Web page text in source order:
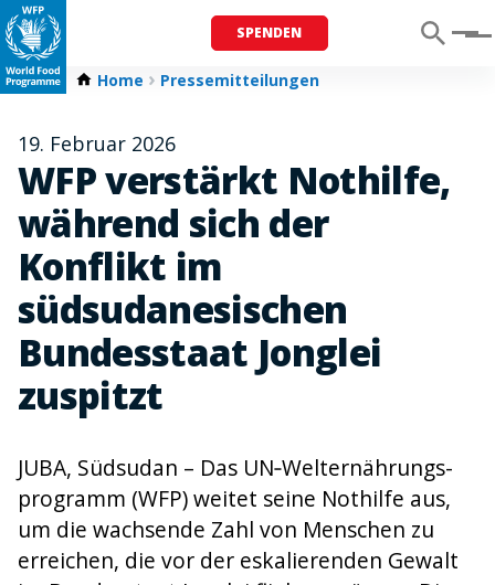
SPENDEN Menu
Home Pressemitteilungen
19. Februar 2026
WFP verstärkt Nothilfe,
während sich der
Konflikt im
südsudanesischen
Bundesstaat Jonglei
zuspitzt
JUBA, Südsudan – Das UN‑Welt­ernährungs­
programm (WFP) weitet seine Nothilfe aus,
um die wachsende Zahl von Menschen zu
erreichen, die vor der eskalierenden Gewalt